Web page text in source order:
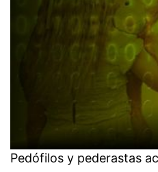
Pedófilos y pederastas